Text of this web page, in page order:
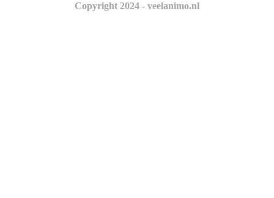
Copyright 2024 - veelanimo.nl